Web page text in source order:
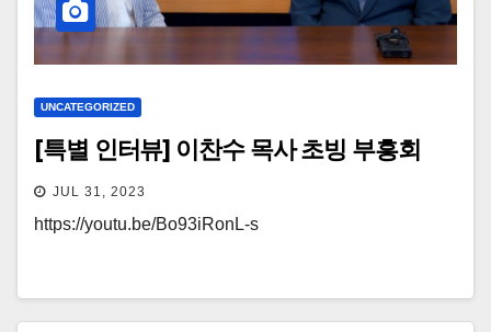
UNCATEGORIZED
[특별 인터뷰] 이찬수 목사 초빙 부흥회
JUL 31, 2023
https://youtu.be/Bo93iRonL-s